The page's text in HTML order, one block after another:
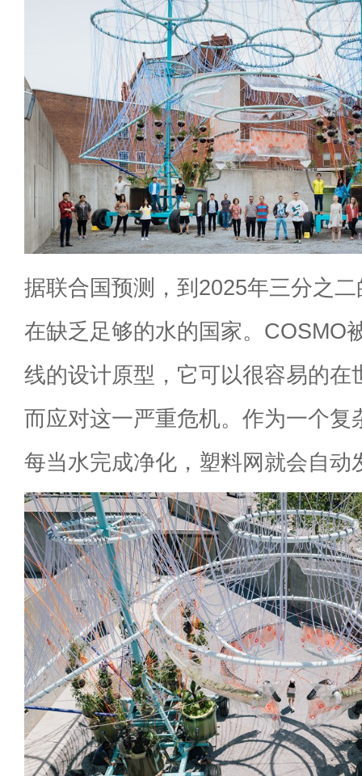
据联合国预测，到2025年三分之
在缺乏足够的水的国家。COSMO
线的设计原型，它可以很容易的在
而应对这一严重危机。作为一个复
每当水完成净化，塑料网就会自动